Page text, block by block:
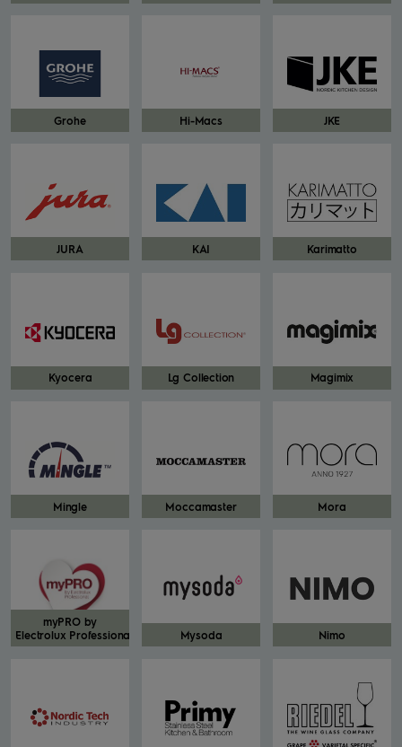
Grohe Hi-Macs JKE
JURA KAI Karimatto
Kyocera Lg Collection Magimix
Mingle Moccamaster Mora
myPRO by
Electrolux Professional
Mysoda Nimo